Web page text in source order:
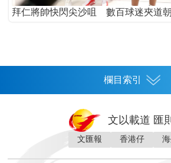
拜仁將帥快閃尖沙咀 數百球迷夾道
欄目索引
灣區人
文以載道 匯
文匯報 香港仔